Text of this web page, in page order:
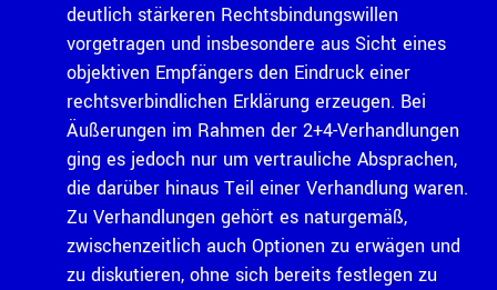
deutlich stärkeren Rechtsbindungswillen
vorgetragen und insbesondere aus Sicht eines
objektiven Empfängers den Eindruck einer
rechtsverbindlichen Erklärung erzeugen. Bei
Äußerungen im Rahmen der 2+4-Verhandlungen
ging es jedoch nur um vertrauliche Absprachen,
die darüber hinaus Teil einer Verhandlung waren.
Zu Verhandlungen gehört es naturgemäß,
zwischenzeitlich auch Optionen zu erwägen und
zu diskutieren, ohne sich bereits festlegen zu